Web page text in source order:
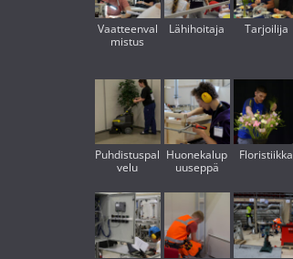
Vaatteenval
mistus
Lähihoitaja Tarjoilija
Puhdistuspal
velu
Huonekalup
uuseppä
Floristiikka